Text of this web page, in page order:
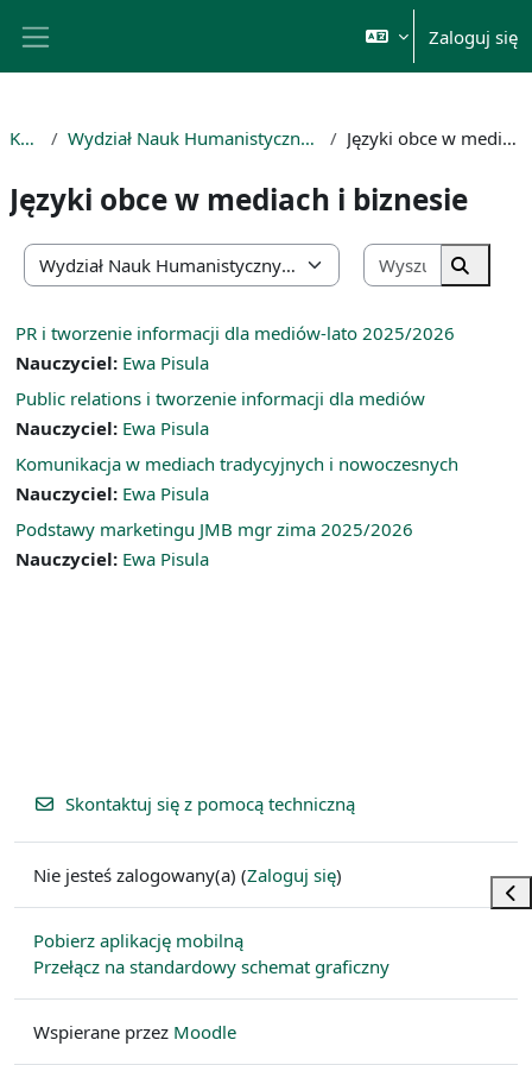
Zaloguj się
Kursy Wydział Nauk Humanistycznych i Społecznych Języki obce w mediach i biznesie
Języki obce w mediach i biznesie
Kategorie kursów
Wyszukaj
PR i tworzenie informacji dla mediów-lato 2025/2026
Nauczyciel: Ewa Pisula
Public relations i tworzenie informacji dla mediów
Nauczyciel: Ewa Pisula
Komunikacja w mediach tradycyjnych i nowoczesnych
Nauczyciel: Ewa Pisula
Podstawy marketingu JMB mgr zima 2025/2026
Nauczyciel: Ewa Pisula
Skontaktuj się z pomocą techniczną
Nie jesteś zalogowany(a) (Zaloguj się)
Pobierz aplikację mobilną
Przełącz na standardowy schemat graficzny
Wspierane przez Moodle